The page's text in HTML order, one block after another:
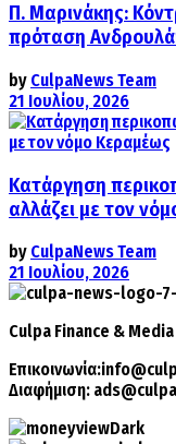
Π. Μαρινάκης:
πρόταση
by CulpaNews Team
21 Ιουλίου, 2026
Κατάργηση
αλλάζει με τον
by CulpaNews Team
21 Ιουλίου, 2026
Culpa Finance & Media
Επικοινωνία:
Διαφήμιση: